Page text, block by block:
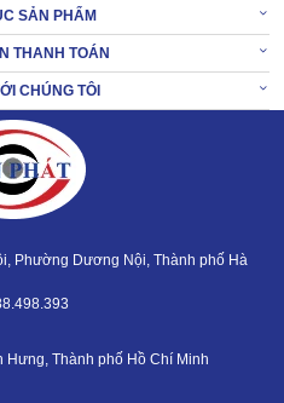
SẢN PHẨM
THANH TOÁN
CHÚNG TÔI
Phường Dương Nội, Thành phố Hà
Thành phố Hồ Chí Minh